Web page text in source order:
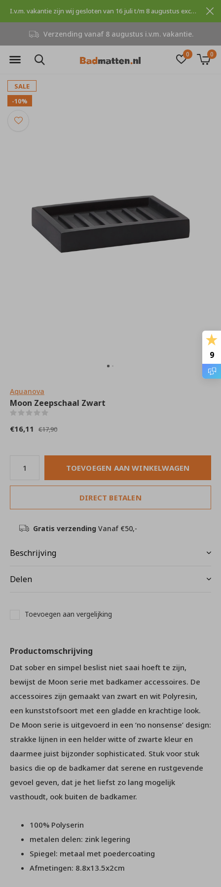
0 0
vakantie. Niet goed, geld
I.v.m. vakantie zijn wij gesloten van 16 juli t/m 8 augustus excuses voor dit ongemak.
SALE
-10%
Aquanova
Moon Zeepschaal Zwart
€16,11 €17,90
TOEVOEGEN AAN WINKELWAGEN
DIRECT BETALEN
Gratis verzending Vanaf €50,-
Beschrijving
Delen
Toevoegen aan vergelijking
Productomschrijving
Dat sober en simpel beslist niet saai hoeft te zijn,
bewijst de Moon serie met badkamer accessoires. De
accessoires zijn gemaakt van zwart en wit Polyresin,
een kunststofsoort met een gladde en krachtige look.
De Moon serie is uitgevoerd in een ‘no nonsense’ design:
strakke lijnen in een helder witte of zwarte kleur en
daarmee juist bijzonder sophisticated. Stuk voor stuk
basics die op de badkamer dat serene en rustgevende
gevoel geven, dat je het liefst zo lang mogelijk
vasthoudt, ook buiten de badkamer.
100% Polyserin
metalen delen: zink legering
Spiegel: metaal met poedercoating
Afmetingen: 8.8x13.5x2cm
9